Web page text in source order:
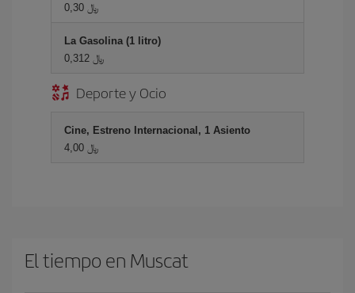
0,30 ﷼
La Gasolina (1 litro)
0,312 ﷼
Deporte y Ocio
Cine, Estreno Internacional, 1 Asiento
4,00 ﷼
El tiempo en Muscat